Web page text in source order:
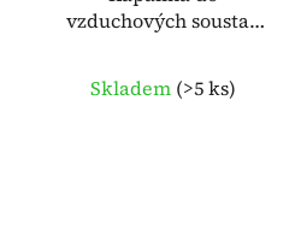
vzduchových soustav
Skladem (>5 ks)